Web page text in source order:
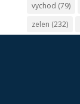
vychod (79)
zelen (232)